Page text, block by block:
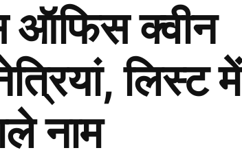
ऑफिस क्वीन
लिस्ट में
नाम